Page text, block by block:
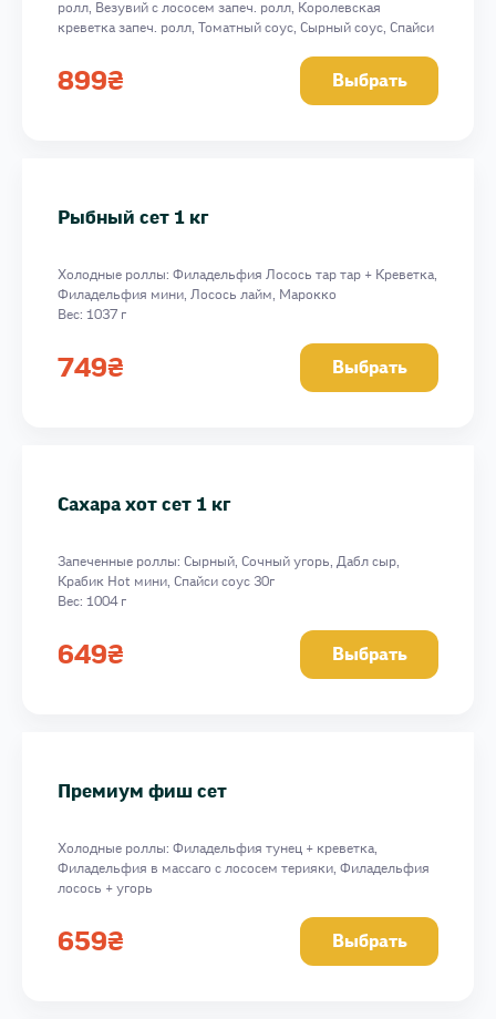
ролл, Везувий с лососем запеч. ролл, Королевская
креветка запеч. ролл, Томатный соус, Сырный соус, Спайси
899₴ Выбрать
Рыбный сет 1 кг
Холодные роллы: Филадельфия Лосось тар тар + Креветка,
Филадельфия мини, Лосось лайм, Марокко
Вес: 1037 г
749₴ Выбрать
Сахара хот сет 1 кг
Запеченные роллы: Сырный, Сочный угорь, Дабл сыр,
Крабик Hot мини, Спайси соус 30г
Вес: 1004 г
649₴ Выбрать
Премиум фиш сет
Холодные роллы: Филадельфия тунец + креветка,
Филадельфия в массаго с лососем терияки, Филадельфия
лосось + угорь
659₴ Выбрать